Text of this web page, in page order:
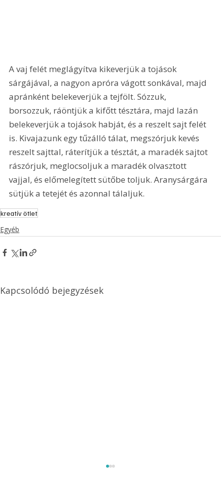
A vaj felét meglágyítva kikeverjük a tojások
sárgájával, a nagyon apróra vágott sonkával, majd
apránként belekeverjük a tejfölt. Sózzuk,
borsozzuk, ráöntjük a kifőtt tésztára, majd lazán
belekeverjük a tojások habját, és a reszelt sajt felét
is. Kivajazunk egy tűzálló tálat, megszórjuk kevés
reszelt sajttal, ráterítjük a tésztát, a maradék sajtot
rászórjuk, meglocsoljuk a maradék olvasztott
vajjal, és előmelegített sütőbe toljuk. Aranysárgára
sütjük a tetejét és azonnal tálaljuk.
kreatív ötlet
Egyéb
Kapcsolódó bejegyzések